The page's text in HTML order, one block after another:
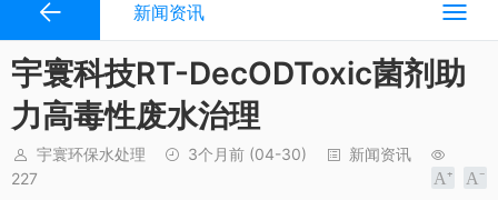
新闻资讯
宇寰科技RT-DecODToxic菌剂助
力高毒性废水治理
宇寰环保水处理 3个月前 (04-30)
新闻资讯
227